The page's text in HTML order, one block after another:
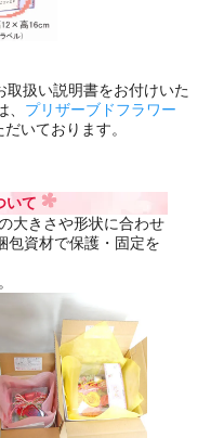
取扱い説明書をお付けいた
プリザーブドフラワー
いております。
いて
大きさや形状に合わせ
包資材で保護・固定を